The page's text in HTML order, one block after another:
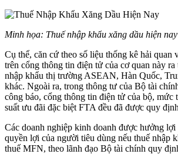
Minh họa: Thuế nhập khẩu xăng dầu hiện nay
Cụ thể, căn cứ theo số liệu thống kê hải quan
trên cổng thông tin điện tử của cơ quan này
nhập khẩu thị trường ASEAN, Hàn Quốc,
khác. Ngoài ra, trong thông tư của Bộ tài
công báo, cổng thông tin điện tử của bộ, mức
suất ưu đãi đặc biệt FTA đều đã được quy
Các doanh nghiệp kinh doanh được hưởng
quyền lợi của người tiêu dùng nếu thuế nhập
thuế MFN, theo lãnh đạo Bộ tài chính quy